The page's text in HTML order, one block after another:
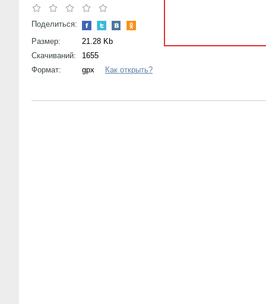
Поделиться:
Размер:
21.28 Kb
Скачиваний:
1655
Формат:
gpx Как открыть?